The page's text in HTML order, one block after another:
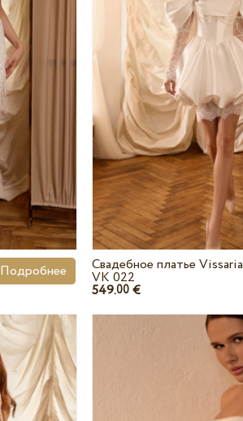
Подробнее Свадебное платье Vissaria
VK 022
549.00€